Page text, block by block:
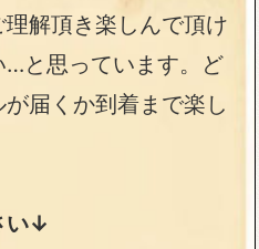
解頂き楽しんで頂け
…と思っています。ど
届くか到着まで楽し
い↓